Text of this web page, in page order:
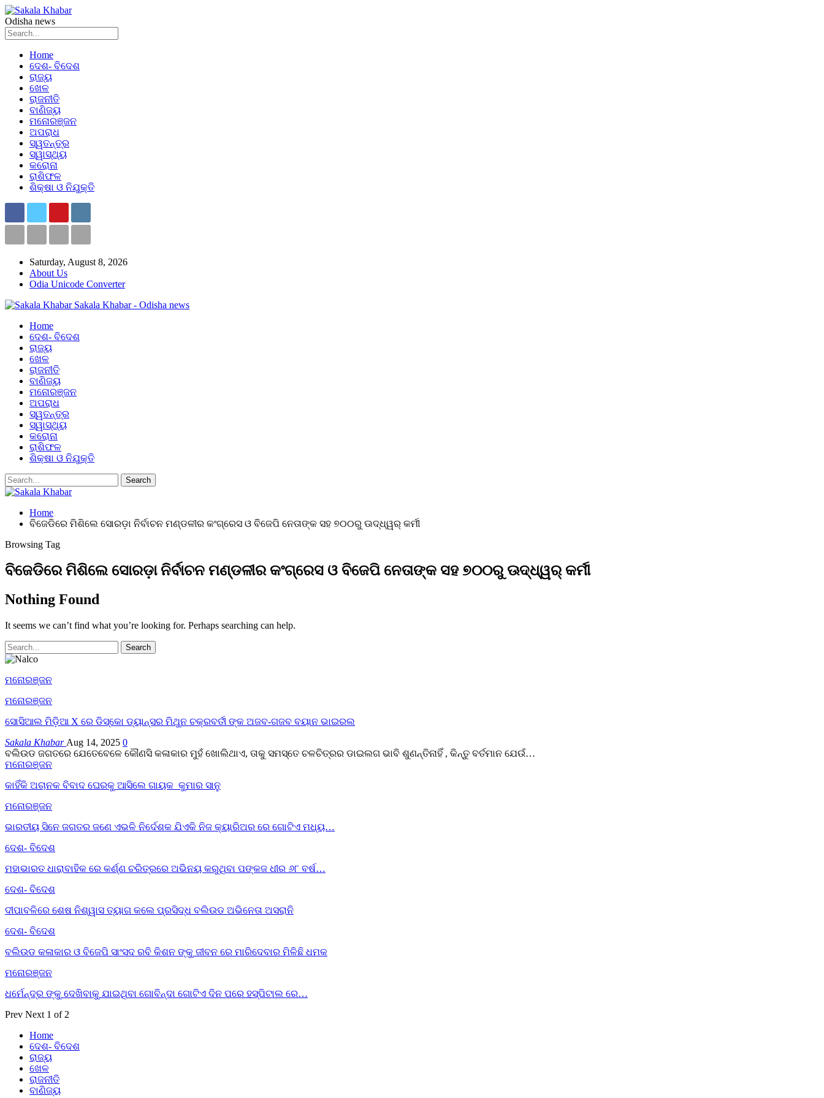
Odisha news
Home
ଦେଶ- ବିଦେଶ
ରାଜ୍ୟ
ଖେଳ
ରାଜନୀତି
ବାଣିଜ୍ୟ
ମନୋରଞ୍ଜନ
ଅପରାଧ
ସ୍ୱତନ୍ତ୍ର
ସ୍ୱାସ୍ଥ୍ୟ
କରୋନା
ରାଶିଫଳ
ଶିକ୍ଷା ଓ ନିଯୁକ୍ତି
Saturday, August 8, 2026
About Us
Odia Unicode Converter
Sakala Khabar - Odisha news
Home
ଦେଶ- ବିଦେଶ
ରାଜ୍ୟ
ଖେଳ
ରାଜନୀତି
ବାଣିଜ୍ୟ
ମନୋରଞ୍ଜନ
ଅପରାଧ
ସ୍ୱତନ୍ତ୍ର
ସ୍ୱାସ୍ଥ୍ୟ
କରୋନା
ରାଶିଫଳ
ଶିକ୍ଷା ଓ ନିଯୁକ୍ତି
Home
ବିଜେଡିରେ ମିଶିଲେ ସୋରଡ଼ା ନିର୍ବାଚନ ମଣ୍ଡଳୀର କଂଗ୍ରେସ ଓ ବିଜେପି ନେତାଙ୍କ ସହ ୭୦୦ରୁ ଊଦ୍ଧ୍ୱର୍ କର୍ମୀ
Browsing Tag
ବିଜେଡିରେ ମିଶିଲେ ସୋରଡ଼ା ନିର୍ବାଚନ ମଣ୍ଡଳୀର କଂଗ୍ରେସ ଓ ବିଜେପି ନେତାଙ୍କ ସହ ୭୦୦ରୁ ଊଦ୍ଧ୍ୱର୍ କର୍ମୀ
Nothing Found
It seems we can’t find what you’re looking for. Perhaps searching can help.
ମନୋରଞ୍ଜନ
ମନୋରଞ୍ଜନ
ସୋସିଆଲ ମିଡ଼ିଆ X ରେ ଡିସ୍କୋ ଡ୍ୟାନ୍ସର ମିଥୁନ ଚକ୍ରବର୍ତୀ ଙ୍କ ଅଜବ-ଗଜବ ବୟାନ ଭାଇରଲ
Sakala Khabar Aug 14, 2025 0
ବଲିଉଡ ଜଗତରେ ଯେତେବେଳେ କୌଣସି କଳାକାର ମୁହଁ ଖୋଲିଥାଏ, ତାକୁ ସମସ୍ତେ ଚଳଚିତ୍ରର ଡାଇଲଗ ଭାବି ଶୁଣନ୍ତିନାହିଁ , କିନ୍ତୁ ବର୍ତମାନ ଯେଉଁ…
ମନୋରଞ୍ଜନ
କାହିଁକି ଅଚାନକ ବିବାଦ ଘେରକୁ ଆସିଲେ ଗାୟକ କୁମାର ସାନୁ
ମନୋରଞ୍ଜନ
ଭାରତୀୟ ସିନେ ଜଗତର ଜଣେ ଏଭଳି ନିର୍ଦେଶକ ଯିଏକି ନିଜ କ୍ୟାରିଅର ରେ ଗୋଟିଏ ମଧ୍ୟ…
ଦେଶ- ବିଦେଶ
ମହାଭାରତ ଧାରାବାହିକ ରେ କର୍ଣ୍ଣ ଚରିତ୍ରରେ ଅଭିନୟ କରୁଥିବା ପଙ୍କଜ ଧୀର ୬୮ ବର୍ଷ…
ଦେଶ- ବିଦେଶ
ଦୀପାବଳିରେ ଶେଷ ନିଶ୍ୱାସ ତ୍ୟାଗ କଲେ ପ୍ରସିଦ୍ଧ ବଲିଉଡ ଅଭିନେତା ଅସରାନି
ଦେଶ- ବିଦେଶ
ବଲିଉଡ କଳାକାର ଓ ବିଜେପି ସାଂସଦ ରବି କିଶନ ଙ୍କୁ ଜୀବନ ରେ ମାରିଦେବାର ମିଳିଛି ଧମକ
ମନୋରଞ୍ଜନ
ଧର୍ମେନ୍ଦ୍ର ଙ୍କୁ ଦେଖିବାକୁ ଯାଇଥିବା ଗୋବିନ୍ଦା ଗୋଟିଏ ଦିନ ପରେ ହସ୍ପିଟାଲ ରେ…
Prev Next 1 of 2
Home
ଦେଶ- ବିଦେଶ
ରାଜ୍ୟ
ଖେଳ
ରାଜନୀତି
ବାଣିଜ୍ୟ